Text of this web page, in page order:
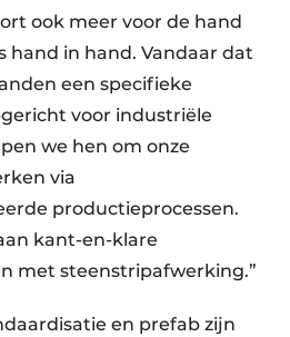
ook meer voor de hand
hand in hand. Vandaar dat
een specifieke
voor industriële
we hen om onze
via
productieprocessen.
kant-en-klare
met steenstripafwerking.”
en prefab zijn